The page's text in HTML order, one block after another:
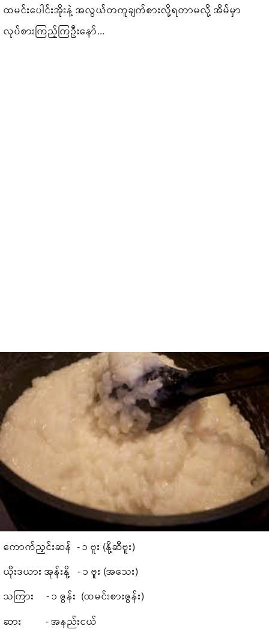
ထမင်းပေါင်းအိုးနဲ့ အလွယ်တကူချက်စားလို့ရတာမလို့ အိမ်မှာ
လုပ်စားကြည့်ကြဦးနော်...
ကောက်ညှင်းဆန် - ၁ ဗူး (နို့ဆီဗူး)
ယိုးဒယား အုန်းနို့ - ၁ ဗူး (အသေး)
သကြား - ၁ ဇွန်း (ထမင်းစားဇွန်း)
ဆား - အနည်းငယ်